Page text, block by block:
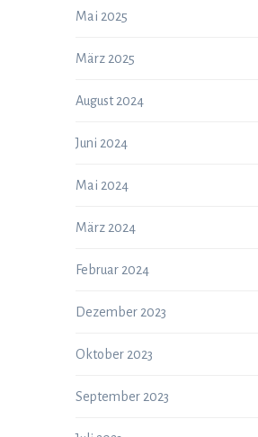
Mai 2025
März 2025
August 2024
Juni 2024
Mai 2024
März 2024
Februar 2024
Dezember 2023
Oktober 2023
September 2023